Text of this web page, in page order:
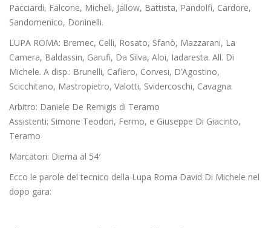
Pacciardi, Falcone, Micheli, Jallow, Battista, Pandolfi, Cardore,
Sandomenico, Doninelli.
LUPA ROMA: Bremec, Celli, Rosato, Sfanò, Mazzarani, La
Camera, Baldassin, Garufi, Da Silva, Aloi, Iadaresta. All. Di
Michele. A disp.: Brunelli, Cafiero, Corvesi, D’Agostino,
Scicchitano, Mastropietro, Valotti, Svidercoschi, Cavagna.
Arbitro: Daniele De Remigis di Teramo
Assistenti: Simone Teodori, Fermo, e Giuseppe Di Giacinto,
Teramo
Marcatori: Dierna al 54′
Ecco le parole del tecnico della Lupa Roma David Di Michele nel
dopo gara: